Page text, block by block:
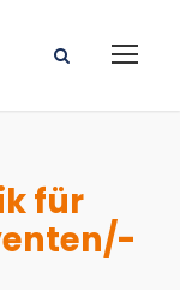
für